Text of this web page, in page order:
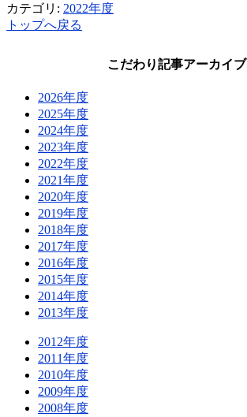
カテゴリ: 2022年度
トップへ戻る
こだわり記事アーカイブ
2026年度
2025年度
2024年度
2023年度
2022年度
2021年度
2020年度
2019年度
2018年度
2017年度
2016年度
2015年度
2014年度
2013年度
2012年度
2011年度
2010年度
2009年度
2008年度